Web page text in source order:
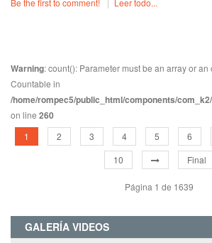
Be the first to comment! Leer todo...
Warning: count(): Parameter must be an array or
Countable in
/home/rompec5/public_html/components/
on line 260
1 2 3 4 5 6
10
Final
Página 1 de 1639
GALERÍA VIDEOS